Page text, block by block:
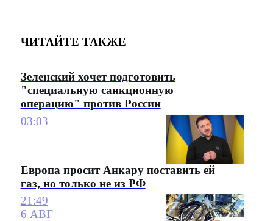
ЧИТАЙТЕ ТАКЖЕ
Зеленский хочет подготовить
"специальную санкционную
операцию" против России
03:03
Европа просит Анкару поставить ей
газ, но только не из РФ
21:49
6 АВГ